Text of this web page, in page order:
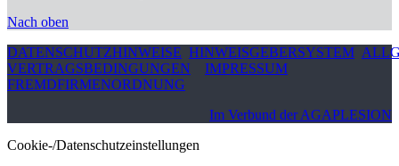
Nach oben
DATENSCHUTZHINWEISE HINWEISGEBERSYSTEM
VERTRAGSBEDINGUNGEN
IMPRESSUM
FREMDFIRMENORDNUNG
Im Verbund der AGAPLESION
Cookie-/Datenschutzeinstellungen